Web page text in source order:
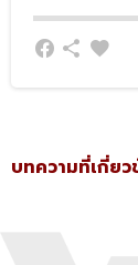
บทความที่เกี่ย